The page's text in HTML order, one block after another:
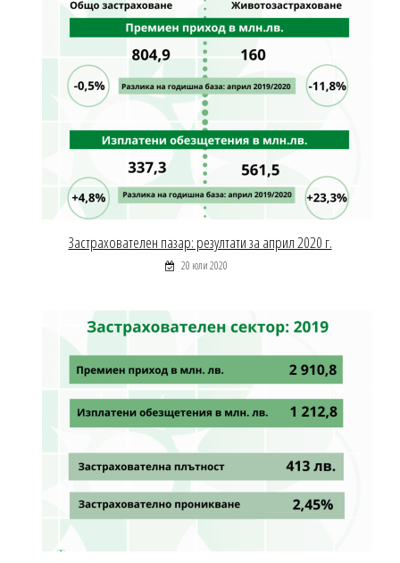
Застрахователен пазар: резултати за април 2020 г.
20 юли 2020